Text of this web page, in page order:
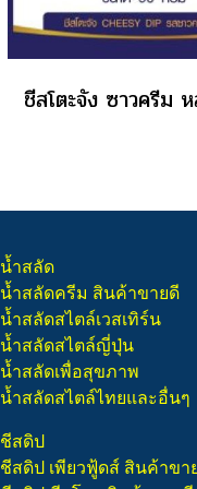
น้ำสลัด
น้ำสลัดครีม สินค้าขายดี
น้ำสลัดสไตล์เวสเทิร์น
น้ำสลัดสไตล์ญี่ปุ่น
น้ำสลัดเพื่อสุขภาพ
น้ำสลัดสไตล์ไทยและอื่นๆ
ชีสดิป
ชีสดิป เพียวฟู้ดส์ สินค้าขา